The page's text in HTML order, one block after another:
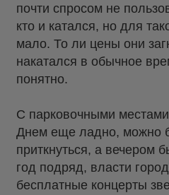
почти спросом не
кто и катался, но для
мало. То ли цены они
накатался в обычное
понятно.
С парковочными
Днем еще ладно, можно
приткнуться, а вечером
год подряд, власти
бесплатные концерты